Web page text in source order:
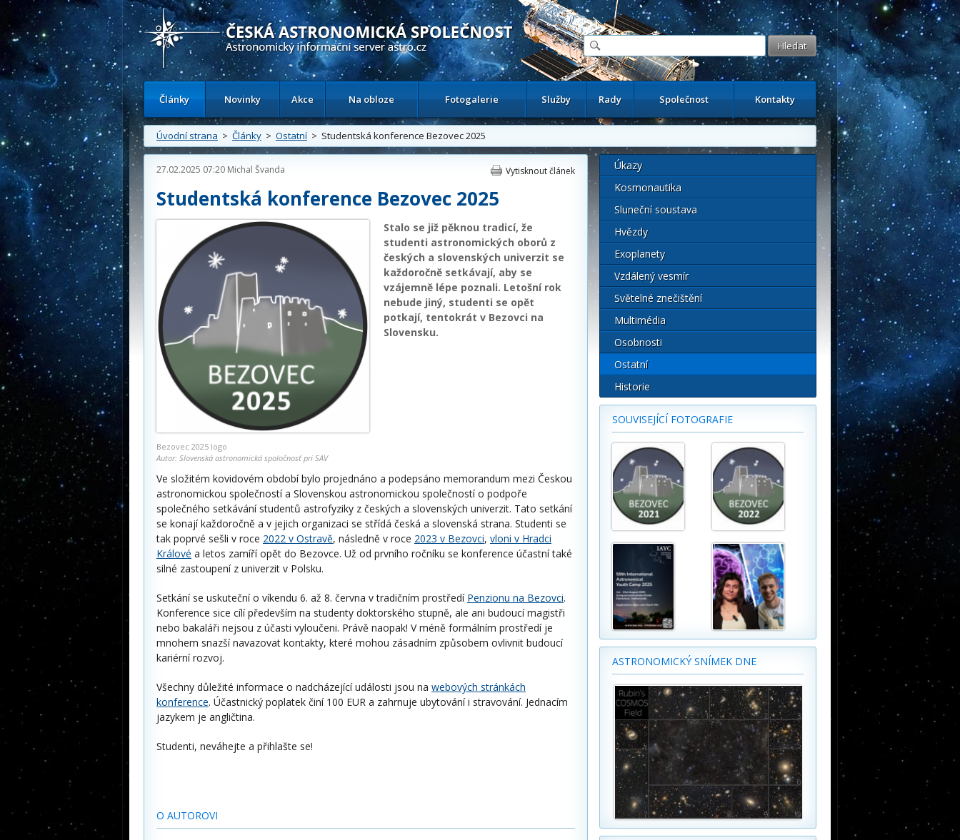
Česká astronomická společnost - Informační astronomický server
Články Novinky Akce Na obloze Fotogalerie Služby Rady Společnost Kontakty
Úvodní strana > Články > Ostatní > Studentská konference Bezovec 2025
27.02.2025 07:20 Michal Švanda Vytisknout článek
Studentská konference Bezovec 2025
Bezovec 2025 logo
Autor: Slovenská astronomická spoločnosť pri SAV
Stalo se již pěknou tradicí, že
studenti astronomických oborů z
českých a slovenských univerzit se
každoročně setkávají, aby se
vzájemně lépe poznali. Letošní rok
nebude jiný, studenti se opět
potkají, tentokrát v Bezovci na
Slovensku.
Ve složitém kovidovém období bylo projednáno a podepsáno memorandum mezi Českou
astronomickou společností a Slovenskou astronomickou společností o podpoře
společného setkávání studentů astrofyziky z českých a slovenských univerzit. Tato setkání
se konají každoročně a v jejich organizaci se střídá česká a slovenská strana. Studenti se
tak poprvé sešli v roce 2022 v Ostravě, následně v roce 2023 v Bezovci, vloni v Hradci
Králové a letos zamíří opět do Bezovce. Už od prvního ročníku se konference účastní také
silné zastoupení z univerzit v Polsku.
Setkání se uskuteční o víkendu 6. až 8. června v tradičním prostředí Penzionu na Bezovci.
Konference sice cílí především na studenty doktorského stupně, ale ani budoucí magistři
nebo bakaláři nejsou z účasti vyloučeni. Právě naopak! V méně formálním prostředí je
mnohem snazší navazovat kontakty, které mohou zásadním způsobem ovlivnit budoucí
kariérní rozvoj.
Všechny důležité informace o nadcházející události jsou na webových stránkách
konference. Účastnický poplatek činí 100 EUR a zahrnuje ubytování i stravování. Jednacím
jazykem je angličtina.
Studenti, neváhejte a přihlašte se!
O AUTOROVI
Úkazy
Kosmonautika
Sluneční soustava
Hvězdy
Exoplanety
Vzdálený vesmír
Světelné znečištění
Multimédia
Osobnosti
Ostatní
Historie
SOUVISEJÍCÍ FOTOGRAFIE
ASTRONOMICKÝ SNÍMEK DNE